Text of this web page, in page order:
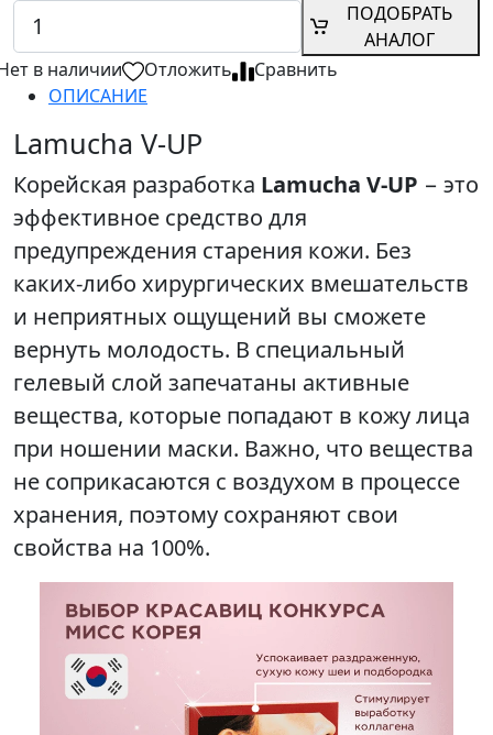
ПОДОБРАТЬ
АНАЛОГ
в наличии
Отложить
Сравнить
ОПИСАНИЕ
Lamucha V-UP
Корейская разработка Lamucha V-UP − это
эффективное средство для
предупреждения старения кожи. Без
каких-либо хирургических вмешательств
и неприятных ощущений вы сможете
вернуть молодость. В специальный
гелевый слой запечатаны активные
вещества, которые попадают в кожу лица
при ношении маски. Важно, что вещества
не соприкасаются с воздухом в процессе
хранения, поэтому сохраняют свои
свойства на 100%.